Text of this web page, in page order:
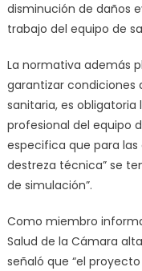
disminución de daños
trabajo del equipo de
La normativa además
garantizar condiciones
sanitaria, es
profesional del equipo
especifica que para las
destreza técnica” se
de simulación”.
Como miembro
Salud de la Cámara
señaló que “el